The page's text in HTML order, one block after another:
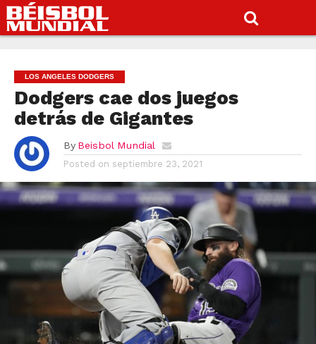
LOS ANGELES DODGERS
Dodgers cae dos juegos
detrás de Gigantes
By Beisbol Mundial
Posted on septiembre 23, 2021